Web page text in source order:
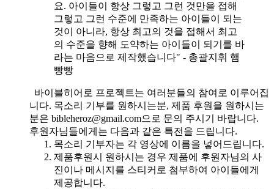
요. 아이들이 항상 그렇고 그런 것만을 접해
그렇고 그런 수준에 만족하는 아이들이 되는
것이 아니라, 항상 최고의 것을 접해서 최고
의 수준을 향해 도약하는 아이들이 되기를 바
라는 마음으로 제작했습니다" - 총괄지휘 햄
빵빵
바이블히어로 프로젝트는 여러분들의 참여로 이루어집
니다. 목소리 기부를 원하시는분, 제품 후원을 원하시는
분은 bibleheroz@gmail.com으로 문의 주시기 바랍니다.
후원자님들에게는 다음과 같은 특전을 드립니다.
목소리 기부자는 각 영상에 이름을 넣어드립니다.
제품후원시 원하시는 경우 제품에 후원자님의 사
진이나 메시지를 스티커로 첨부하여 아이들에게
제공합니다.